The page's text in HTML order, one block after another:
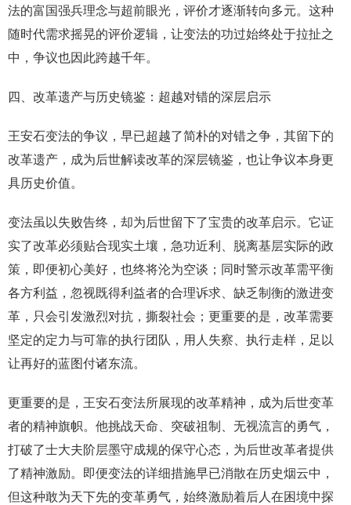
法的富国强兵理念与超前眼光，评价才逐渐转向多元。这种
随时代需求摇晃的评价逻辑，让变法的功过始终处于拉扯之
中，争议也因此跨越千年。
四、改革遗产与历史镜鉴：超越对错的深层启示
王安石变法的争议，早已超越了简朴的对错之争，其留下的
改革遗产，成为后世解读改革的深层镜鉴，也让争议本身更
具历史价值。
变法虽以失败告终，却为后世留下了宝贵的改革启示。它证
实了改革必须贴合现实土壤，急功近利、脱离基层实际的政
策，即便初心美好，也终将沦为空谈；同时警示改革需平衡
各方利益，忽视既得利益者的合理诉求、缺乏制衡的激进变
革，只会引发激烈对抗，撕裂社会；更重要的是，改革需要
坚定的定力与可靠的执行团队，用人失察、执行走样，足以
让再好的蓝图付诸东流。
更重要的是，王安石变法所展现的改革精神，成为后世变革
者的精神旗帜。他挑战天命、突破祖制、无视流言的勇气，
打破了士大夫阶层墨守成规的保守心态，为后世改革者提供
了精神激励。即便变法的详细措施早已消散在历史烟云中，
但这种敢为天下先的变革勇气，始终激励着后人在困境中探